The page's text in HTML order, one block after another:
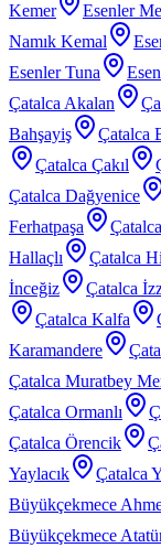
Kemer
Esenler
Namık Kemal
Esenler Tuna
Çatalca Akalan
Bahşayiş
Çatalca
Çatalca Çakıl
Çatalca Dağyenice
Ferhatpaşa
Hallaçlı
Çatalca
İnceğiz
Çatalca
Çatalca Kalfa
Karamandere
Çatalca Muratbey
Çatalca Ormanlı
Çatalca Örencik
Yaylacık
Çatalca
Büyükçekmece
Büyükçekmece